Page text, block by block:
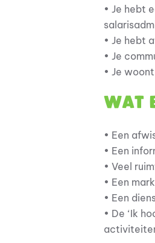
• Je hebt
• Je hebt
• Je
• Je
Wat
• Een
• Een
• Veel
• Een
• Een
• De ‘Ik